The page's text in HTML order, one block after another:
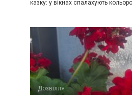
казку: у вікнах спалахують
Дозвілля